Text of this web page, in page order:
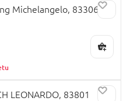
Michelangelo, 83306
LEONARDO, 83801